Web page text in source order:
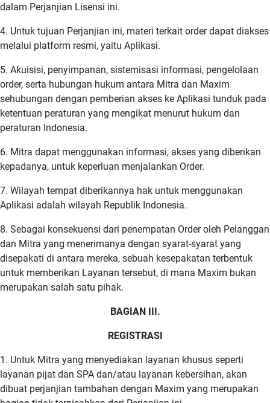
dalam Perjanjian Lisensi ini.
4. Untuk tujuan Perjanjian ini, materi terkait order dapat diakses
melalui platform resmi, yaitu Aplikasi.
5. Akuisisi, penyimpanan, sistemisasi informasi, pengelolaan
order, serta hubungan hukum antara Mitra dan Maxim
sehubungan dengan pemberian akses ke Aplikasi tunduk pada
ketentuan peraturan yang mengikat menurut hukum dan
peraturan Indonesia.
6. Mitra dapat menggunakan informasi, akses yang diberikan
kepadanya, untuk keperluan menjalankan Order.
7. Wilayah tempat diberikannya hak untuk menggunakan
Aplikasi adalah wilayah Republik Indonesia.
8. Sebagai konsekuensi dari penempatan Order oleh Pelanggan
dan Mitra yang menerimanya dengan syarat-syarat yang
disepakati di antara mereka, sebuah kesepakatan terbentuk
untuk memberikan Layanan tersebut, di mana Maxim bukan
merupakan salah satu pihak.
BAGIAN III.
REGISTRASI
1. Untuk Mitra yang menyediakan layanan khusus seperti
layanan pijat dan SPA dan/atau layanan kebersihan, akan
dibuat perjanjian tambahan dengan Maxim yang merupakan